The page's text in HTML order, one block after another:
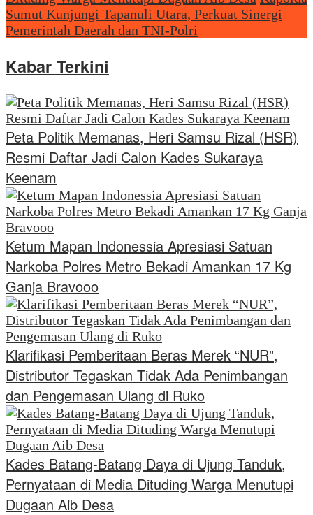
Sumut Kunjungi Tapanuli Utara, Perkuat Sinergi
Pemerintah Daerah dan TNI-Polri
Kabar Terkini
Peta Politik Memanas, Heri Samsu Rizal (HSR)
Resmi Daftar Jadi Calon Kades Sukaraya
Keenam
Ketum Mapan Indonessia Apresiasi Satuan
Narkoba Polres Metro Bekadi Amankan 17 Kg
Ganja Bravooo
Klarifikasi Pemberitaan Beras Merek “NUR”,
Distributor Tegaskan Tidak Ada Penimbangan
dan Pengemasan Ulang di Ruko
Kades Batang-Batang Daya di Ujung Tanduk,
Pernyataan di Media Dituding Warga Menutupi
Dugaan Aib Desa